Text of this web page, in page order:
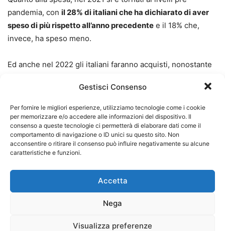
Gestisci Consenso
Per fornire le migliori esperienze, utilizziamo tecnologie come i cookie
per memorizzare e/o accedere alle informazioni del dispositivo. Il
consenso a queste tecnologie ci permetterà di elaborare dati come il
comportamento di navigazione o ID unici su questo sito. Non
acconsentire o ritirare il consenso può influire negativamente su alcune
caratteristiche e funzioni.
Accetta
Nega
Visualizza preferenze
pandemia, con il 28% di italiani che ha dichiarato di aver
speso di più rispetto all’anno precedente e il 18% che,
invece, ha speso meno.
Ed anche nel 2022 gli italiani faranno acquisti, nonostante
volta condotto dall’Holiday Shopping Outlook di
Bain&Company Italia, in collaborazione con Toluna, gli
italiani spenderanno circa 300 euro a persona per lo
shopping natalizio.
L’indagine ha inoltre analizzato i settori merceologici scelti
dai consumatori, evidenziando come ilfood & beverage
sia preferito rispetto agli altri.Anche in questo caso il
made in Italyè al primo posto negli acquisti delle festività.
Tra i preferiti troviamo il classico
tradizione
, in molti casi composto da prodotti